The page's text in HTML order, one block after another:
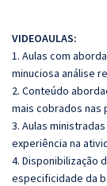
VIDEOAULAS:
1. Aulas com
minuciosa análise
2. Conteúdo
mais cobrados nas
3. Aulas
experiência na
4. Disponibilização
especificidade da